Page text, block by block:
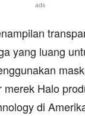
ads
yang luang
merek Halo
di